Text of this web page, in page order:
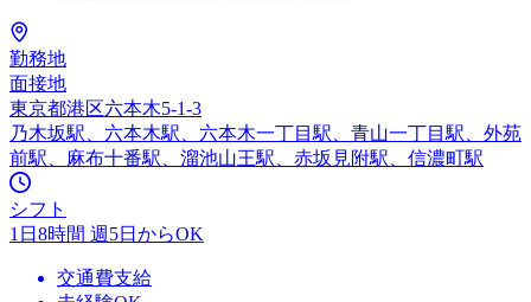
勤務地
面接地
東京都港区六本木5-1-3
乃木坂駅、六本木駅、六本木一丁目駅、青山一丁目駅、外苑
前駅、麻布十番駅、溜池山王駅、赤坂見附駅、信濃町駅
シフト
1日8時間 週5日からOK
交通費支給